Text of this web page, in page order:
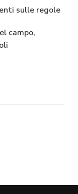
sulle regole
campo,